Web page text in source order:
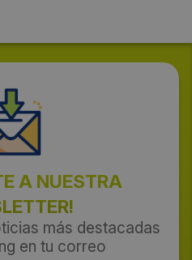
A NUESTRA
más destacadas
en tu correo